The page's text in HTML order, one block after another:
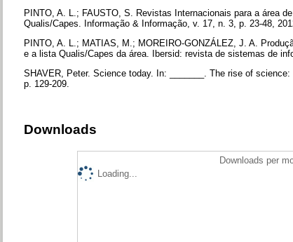
PINTO, A. L.; FAUSTO, S. Revistas Internacionais para a área
Qualis/Capes. Informação & Informação, v. 17, n. 3, p. 23-48,
PINTO, A. L.; MATIAS, M.; MOREIRO-GONZÁLEZ, J. A.
e a lista Qualis/Capes da área. Ibersid: revista de sistemas de
SHAVER, Peter. Science today. In: _______. The rise of
p. 129-209.
Downloads
Downloads per
Loading...